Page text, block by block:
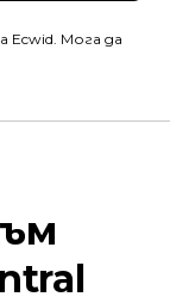
Ecwid. Мога да